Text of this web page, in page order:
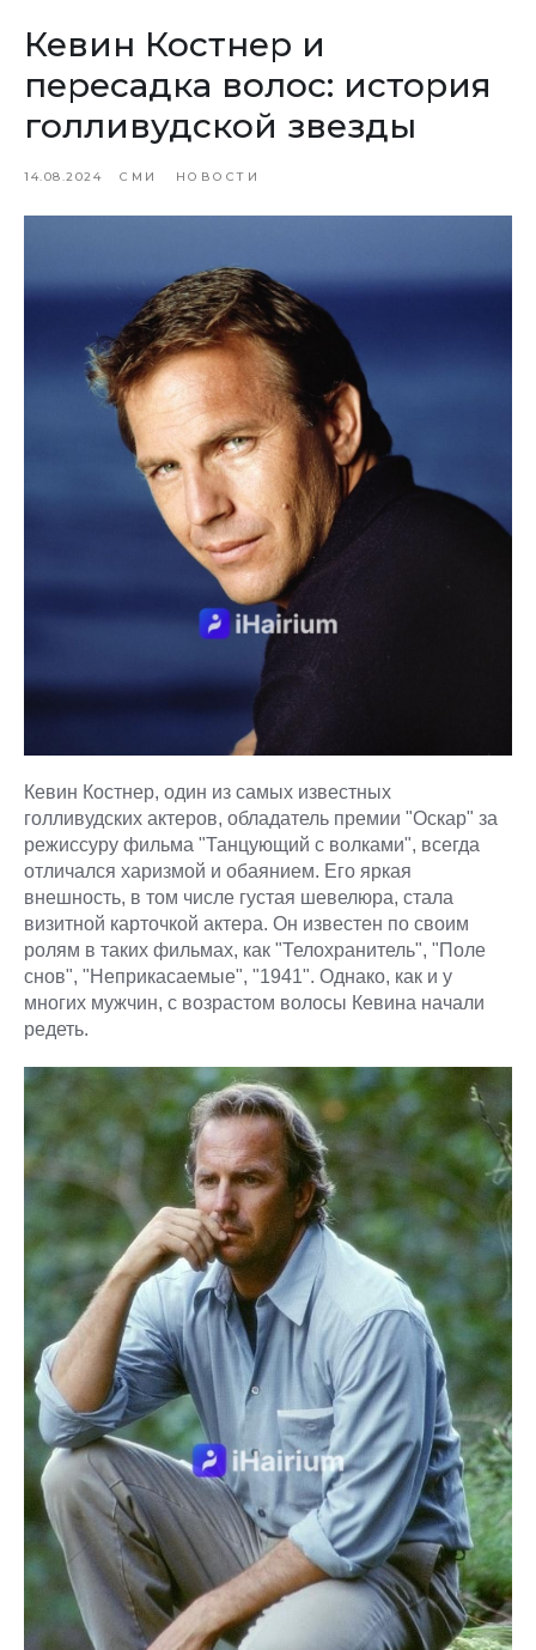
Кевин Костнер и
пересадка волос: история
голливудской звезды
14.08.2024 СМИ НОВОСТИ
Кевин Костнер, один из самых известных
голливудских актеров, обладатель премии "Оскар" за
режиссуру фильма "Танцующий с волками", всегда
отличался харизмой и обаянием. Его яркая
внешность, в том числе густая шевелюра, стала
визитной карточкой актера. Он известен по своим
ролям в таких фильмах, как "Телохранитель", "Поле
снов", "Неприкасаемые", "1941". Однако, как и у
многих мужчин, с возрастом волосы Кевина начали
редеть.